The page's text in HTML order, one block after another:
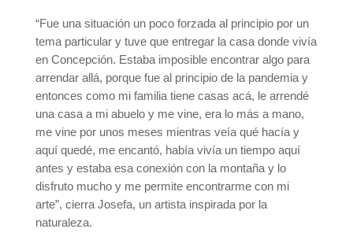
“Fue una situación un poco forzada al principio por un
tema particular y tuve que entregar la casa donde vivía
en Concepción. Estaba imposible encontrar algo para
arrendar allá, porque fue al principio de la pandemia y
entonces como mi familia tiene casas acá, le arrendé
una casa a mi abuelo y me vine, era lo más a mano,
me vine por unos meses mientras veía qué hacía y
aquí quedé, me encantó, había vivía un tiempo aquí
antes y estaba esa conexión con la montaña y lo
disfruto mucho y me permite encontrarme con mi
arte”, cierra Josefa, un artista inspirada por la
naturaleza.